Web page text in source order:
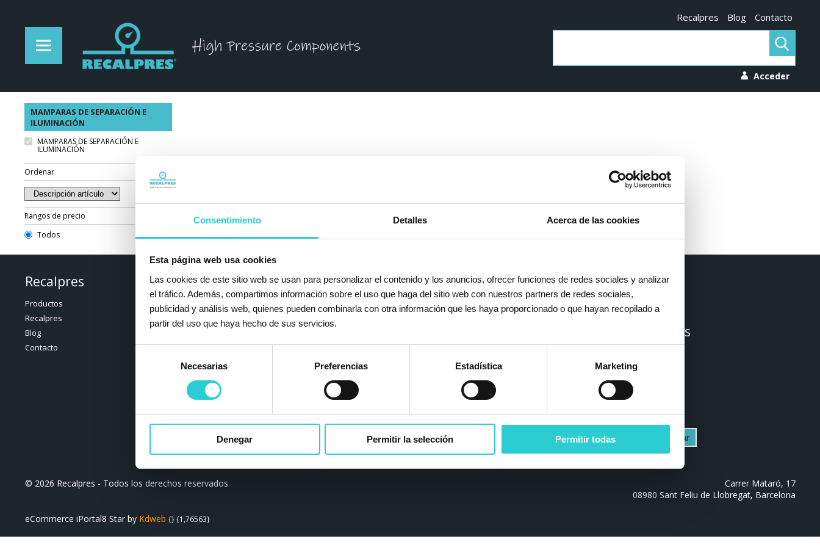
Consentimiento Detalles Acerca de las cookies
Esta página web usa cookies
Las cookies de este sitio web se usan para personalizar el contenido y los anuncios, ofrecer funciones de redes sociales y analizar
el tráfico. Además, compartimos información sobre el uso que haga del sitio web con nuestros partners de redes sociales,
publicidad y análisis web, quienes pueden combinarla con otra información que les haya proporcionado o que hayan recopilado a
partir del uso que haya hecho de sus servicios.
consentimiento
Necesarias Preferencias Estadística Marketing
Denegar Permitir la selección Permitir todas
Recalpres Blog Contacto
Acceder
MAMPARAS DE SEPARACIÓN E
ILUMINACIÓN
MAMPARAS DE SEPARACIÓN E
ILUMINACIÓN
Ordenar
Rangos de precio
Todos
Recalpres
Productos
Recalpres
Blog
Contacto
Registro y pedidos
Acceder
Regístrate
Información legal
Política de Cookies
Condiciones de Uso y Venta
Llámanos
936 322 852
Redes sociales
Newsletter
© 2026 Recalpres - Todos los derechos reservados
Carrer Mataró, 17
08980 Sant Feliu de Llobregat, Barcelona
eCommerce iPortal8 Star by Kdweb {} {1,76563}